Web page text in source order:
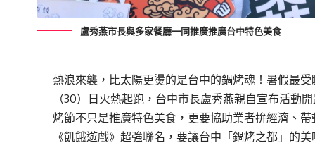
盧秀燕市長與多家餐廳一同推廣推廣台中特色美食
熱浪來襲，比太陽更燙的是台中的鍋烤魂！暑假最
（30）日火熱起跑，台中市長盧秀燕親自宣布活動
烤節不只是推廣特色美食，更要協助業者拚經濟、
《飢餓遊戲》超強聯名，要讓台中「鍋烤之都」的